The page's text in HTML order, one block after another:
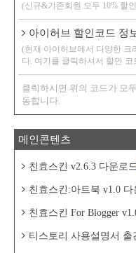
(신규&기존회원 모두 10% 할
아이허브 할인코드 정
(현재 아이허브에서 다양한 크
다. 여기를 클릭하셔서 할인
클릭하시면 위의 코드가 모
동합니다.
메인콘텐츠
친효스킨 v2.6.3 다운로
친효스킨:아트북 v1.0 다
친효스킨 For Blogger
티스토리 사용설명서 출